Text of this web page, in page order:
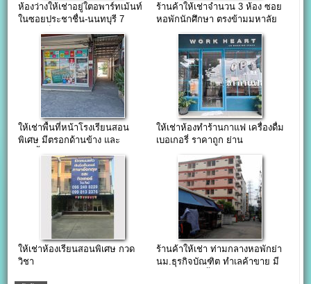
ห้องว่างให้เช่าอยู่ใตอพาร์ทเม้นท์
ในซอยประชาชื่น-นนทบุรี 7
เหมาะเป็นสำนักงานหรือร้านค้า
ร้านค้าให้เช่าจำนวน 3 ห้อง ซอย
หอพักนักศึกษา ตรงข้ามมหาลัย
ให้เช่าพื้นที่หน้าโรงเรียนสอน
พิเศษ มีตรอกด้านข้าง และ
ให้เช่าห้องทำร้านกาแฟ เครื่องดื่ม
เบอเกอรี่ ราคาถูก ย่าน
ให้เช่าห้องเรียนสอนพิเศษ กวด
วิชา
ร้านค้าให้เช่า ท่ามกลางหอพักย่า
นม.ธุรกิจบัณฑิต ทำเลค้าขาย มี